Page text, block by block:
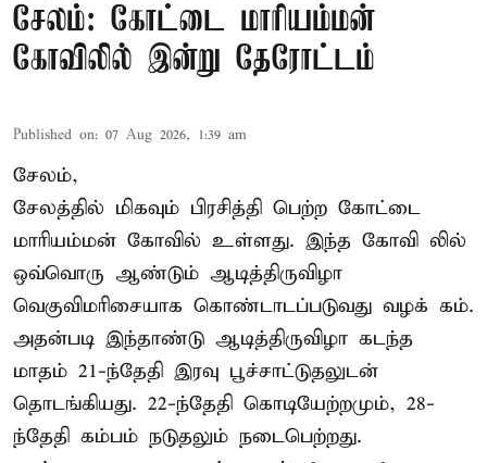
சேலம்: கோட்டை மாரியம்மன்
கோவிலில் இன்று தேரோட்டம்
Published on: 07 Aug 2026, 1:39 am
சேலம்,
சேலத்தில் மிகவும் பிரசித்தி பெற்ற கோட்டை
மாரியம்மன் கோவில் உள்ளது. இந்த கோவி லில்
ஒவ்வொரு ஆண்டும் ஆடித்திருவிழா
வெகுவிமரிசையாக கொண்டாடப்படுவது வழக் கம்.
அதன்படி இந்தாண்டு ஆடித்திருவிழா கடந்த
மாதம் 21-ந்தேதி இரவு பூச்சாட்டுதலுடன்
தொடங்கியது. 22-ந்தேதி கொடியேற்றமும், 28-
ந்தேதி கம்பம் நடுதலும் நடைபெற்றது.